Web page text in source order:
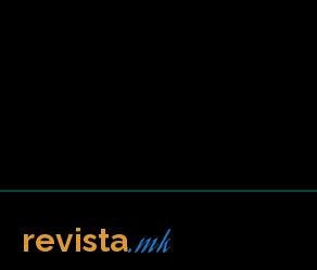
revista.mk